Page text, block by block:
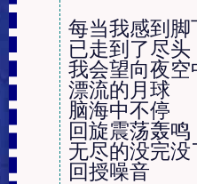
每当我感到脚
已走到了尽头
我会望向夜空
漂流的月球
脑海中不停
回旋震荡轰鸣
无尽的没完没
回授噪音